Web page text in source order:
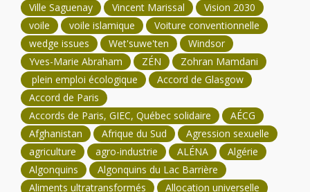
Ville Saguenay
Vincent Marissal
Vision 2030
voile
voile islamique
Voiture conventionnelle
wedge issues
Wet'suwe'ten
Windsor
Yves-Marie Abraham
ZÉN
Zohran Mamdani
plein emploi écologique
Accord de Glasgow
Accord de Paris
Accords de Paris, GIEC, Québec solidaire
AÉCG
Afghanistan
Afrique du Sud
Agression sexuelle
agriculture
agro-industrie ALÉNA
Algérie
Algonquins
Algonquins du Lac Barrière
Aliments ultratransformés
Allocation universelle